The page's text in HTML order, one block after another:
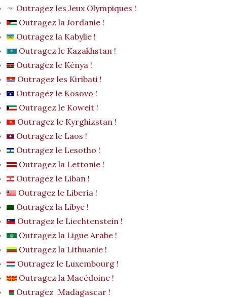
Outragez les Jeux Olympiques !
Outragez la Jordanie !
Outragez la Kabylie !
Outragez le Kazakhstan !
Outragez le Kénya !
Outragez les Kiribati !
Outragez le Kosovo !
Outragez le Koweit !
Outragez le Kyrghizstan !
Outragez le Laos !
Outragez le Lesotho !
Outragez la Lettonie !
Outragez le Liban !
Outragez le Liberia !
Outragez la Libye !
Outragez le Liechtenstein !
Outragez la Ligue Arabe !
Outragez la Lithuanie !
Outragez le Luxembourg !
Outragez la Macédoine !
Outragez Madagascar !